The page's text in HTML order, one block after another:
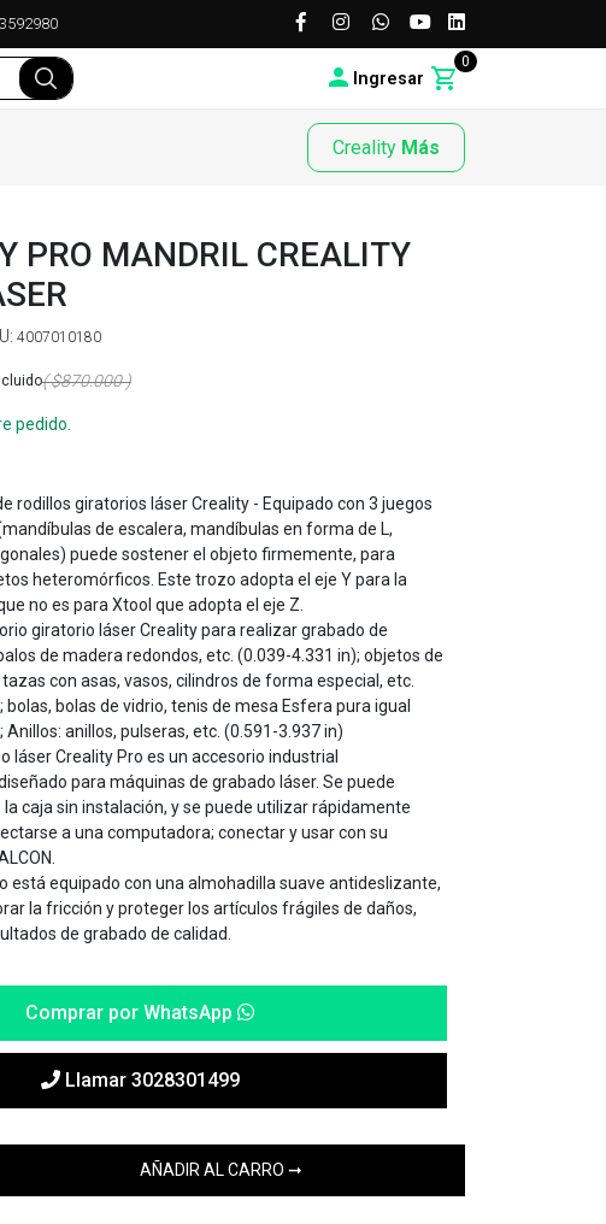
Ingresar
0
Creality Más
PRO MANDRIL CREALITY
4007010180
( $870.000 )
pedido.
rodillos giratorios láser Creality - Equipado con 3 juegos
de escalera, mandíbulas en forma de L,
puede sostener el objeto firmemente, para
heteromórficos. Este trozo adopta el eje Y para la
no es para Xtool que adopta el eje Z.
giratorio láser Creality para realizar grabado de
de madera redondos, etc. (0.039-4.331 in); objetos de
con asas, vasos, cilindros de forma especial, etc.
bolas, bolas de vidrio, tenis de mesa Esfera pura igual
Anillos: anillos, pulseras, etc. (0.591-3.937 in)
láser Creality Pro es un accesorio industrial
para máquinas de grabado láser. Se puede
caja sin instalación, y se puede utilizar rápidamente
a una computadora; conectar y usar con su
está equipado con una almohadilla suave antideslizante,
la fricción y proteger los artículos frágiles de daños,
de grabado de calidad.
Comprar por WhatsApp
Llamar 3028301499